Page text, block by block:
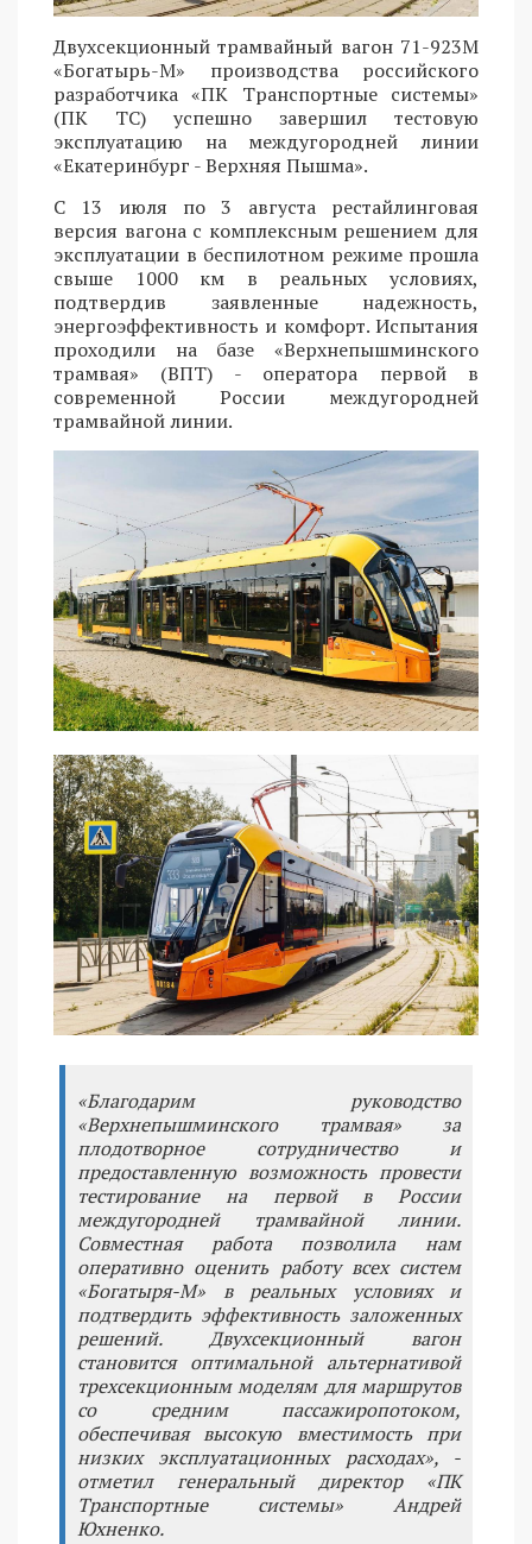
Двухсекционный трамвайный вагон 71-923М
«Богатырь-М» производства российского
разработчика «ПК Транспортные системы»
(ПК ТС) успешно завершил тестовую
эксплуатацию на междугородней линии
«Екатеринбург - Верхняя Пышма».
С 13 июля по 3 августа рестайлинговая
версия вагона с комплексным решением для
эксплуатации в беспилотном режиме прошла
свыше 1000 км в реальных условиях,
подтвердив заявленные надежность,
энергоэффективность и комфорт. Испытания
проходили на базе «Верхнепышминского
трамвая» (ВПТ) - оператора первой в
современной России междугородней
трамвайной линии.
«Благодарим руководство
«Верхнепышминского трамвая» за
плодотворное сотрудничество и
предоставленную возможность провести
тестирование на первой в России
междугородней трамвайной линии.
Совместная работа позволила нам
оперативно оценить работу всех систем
«Богатыря-М» в реальных условиях и
подтвердить эффективность заложенных
решений. Двухсекционный вагон
становится оптимальной альтернативой
трехсекционным моделям для маршрутов
со средним пассажиропотоком,
обеспечивая высокую вместимость при
низких эксплуатационных расходах», -
отметил генеральный директор «ПК
Транспортные системы» Андрей
Юхненко.